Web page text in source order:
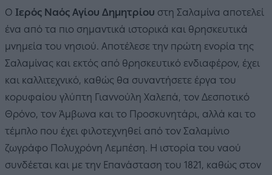
Ο Ιερός Ναός Αγίου Δημητρίου στη Σαλαμίνα αποτελεί
ένα από τα πιο σημαντικά ιστορικά και θρησκευτικά
μνημεία του νησιού. Αποτέλεσε την πρώτη ενορία της
Σαλαμίνας και εκτός από θρησκευτικό ενδιαφέρον, έχει
και καλλιτεχνικό, καθώς θα συναντήσετε έργα του
κορυφαίου γλύπτη Γιαννούλη Χαλεπά, τον Δεσποτικό
Θρόνο, τον Άμβωνα και το Προσκυνητάρι, αλλά και το
τέμπλο που έχει φιλοτεχνηθεί από τον Σαλαμίνιο
ζωγράφο Πολυχρόνη Λεμπέση. Η ιστορία του ναού
συνδέεται και με την Επανάσταση του 1821, καθώς στον